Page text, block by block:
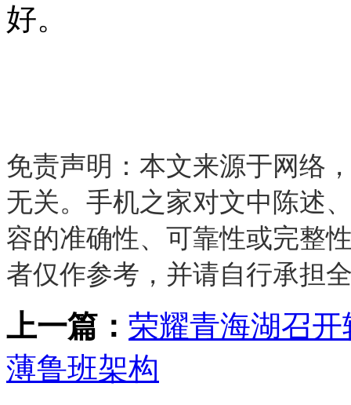
好。
免责声明：本文来源于网络
无关。手机之家对文中陈述
容的准确性、可靠性或完整
者仅作参考，并请自行承担
上一篇： 荣耀青海湖召
薄鲁班架构